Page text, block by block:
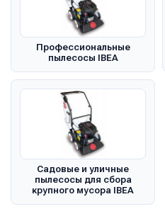
Профессиональные
пылесосы IBEA
Садовые и уличные
пылесосы для сбора
крупного мусора IBEA